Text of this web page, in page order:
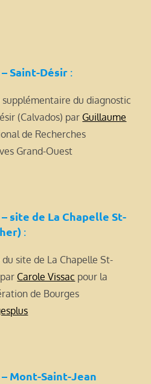
Saint-Désir :
du diagnostic
(Calvados) par Guillaume
de Recherches
Grand-Ouest
site de La Chapelle St-
:
site de La Chapelle St-
Carole Vissac pour la
de Bourges
Mont-Saint-Jean